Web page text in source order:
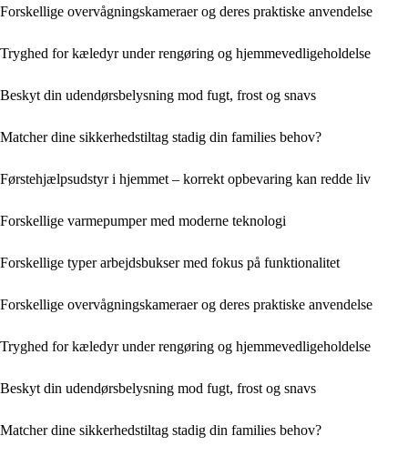
Forskellige overvågningskameraer og deres praktiske anvendelse
Tryghed for kæledyr under rengøring og hjemmevedligeholdelse
Beskyt din udendørsbelysning mod fugt, frost og snavs
Matcher dine sikkerhedstiltag stadig din families behov?
Førstehjælpsudstyr i hjemmet – korrekt opbevaring kan redde liv
Forskellige varmepumper med moderne teknologi
Forskellige typer arbejdsbukser med fokus på funktionalitet
Forskellige overvågningskameraer og deres praktiske anvendelse
Tryghed for kæledyr under rengøring og hjemmevedligeholdelse
Beskyt din udendørsbelysning mod fugt, frost og snavs
Matcher dine sikkerhedstiltag stadig din families behov?